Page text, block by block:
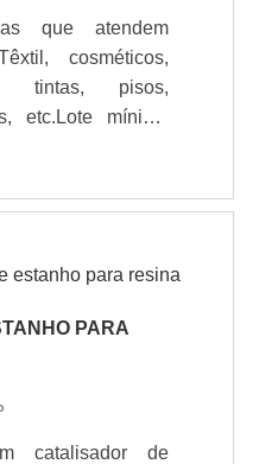
que atendem
cosméticos,
tintas, pisos,
etc.Lote mínimo
lâmpada de UV
é uma fonte de
e importada,
com o máximo em
Ultravioleta A -
d.
PARA
catalisador de